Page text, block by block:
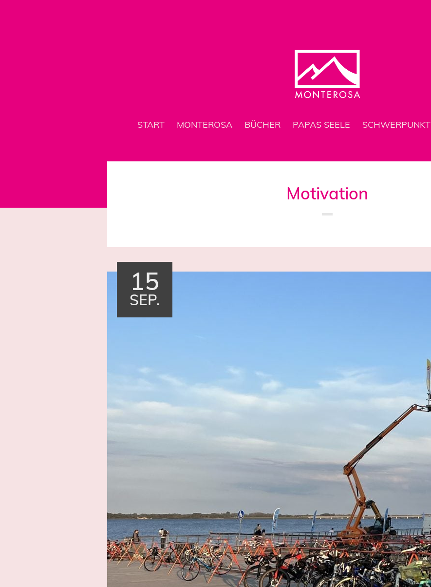
START MONTEROSA BÜCHER PAPAS SEELE SCHWERPUNKT
Motivation
15
SEP.